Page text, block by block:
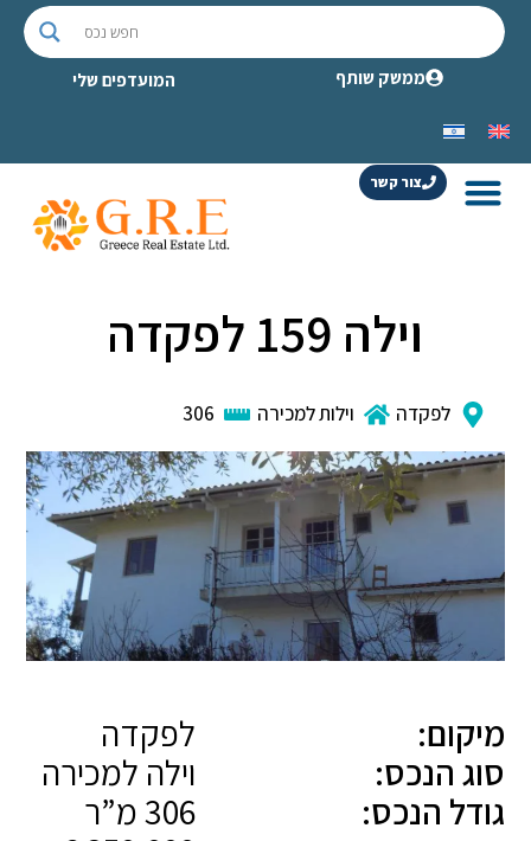
ממשק שותף המועדפים שלי
צור קשר
וילה 159 לפקדה
לפקדה וילות למכירה 306
מיקום:
לפקדה
סוג הנכס:
וילה למכירה
גודל הנכס:
306 מ”ר